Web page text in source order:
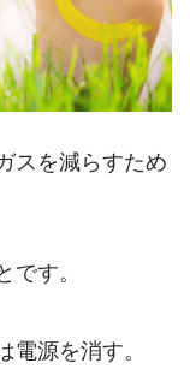
スを減らすため
です。
電源を消す。